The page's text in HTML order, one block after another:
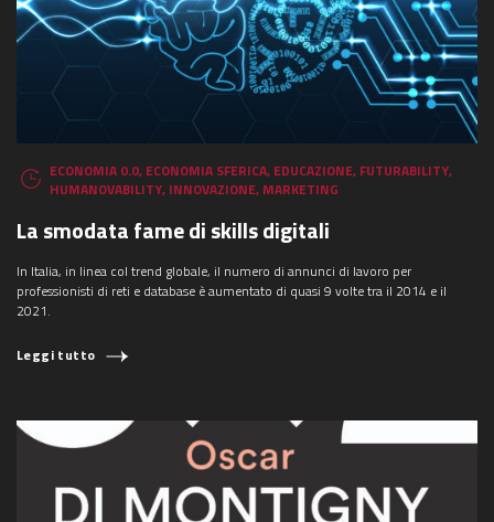
ECONOMIA 0.0, ECONOMIA SFERICA, EDUCAZIONE, FUTURABILITY,
HUMANOVABILITY, INNOVAZIONE, MARKETING
La smodata fame di skills digitali
In Italia, in linea col trend globale, il numero di annunci di lavoro per
professionisti di reti e database è aumentato di quasi 9 volte tra il 2014 e il
2021.
Leggi tutto